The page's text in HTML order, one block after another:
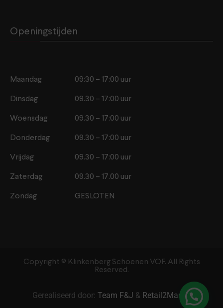
Openingstijden
Maandag 09:30 – 17:00 uur
Dinsdag 09.30 – 17:00 uur
Woensdag 09.30 – 17:00 uur
Donderdag 09.30 – 17:00 uur
Vrijdag 09.30 – 17:00 uur
Zaterdag 09.30 – 17.00 uur
Zondag GESLOTEN
Copyright ©️ Klinkenberg Schoenen VOF. All Rights
Reserved.
Gerealiseerd door: Team F&J & Retail2Market